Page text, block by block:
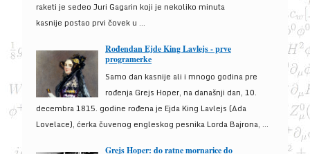
raketi je sedeo Juri Gagarin koji je nekoliko minuta
kasnije postao prvi čovek u ...
Rođendan Ejde King Lavlejs - prve
programerke
Samo dan kasnije ali i mnogo godina pre
rođenja Grejs Hoper, na današnji dan, 10.
decembra 1815. godine rođena je Ejda King Lavlejs (Ada
Lovelace), ćerka čuvenog engleskog pesnika Lorda Bajrona, ...
Grejs Hoper: do ratne mornarice do